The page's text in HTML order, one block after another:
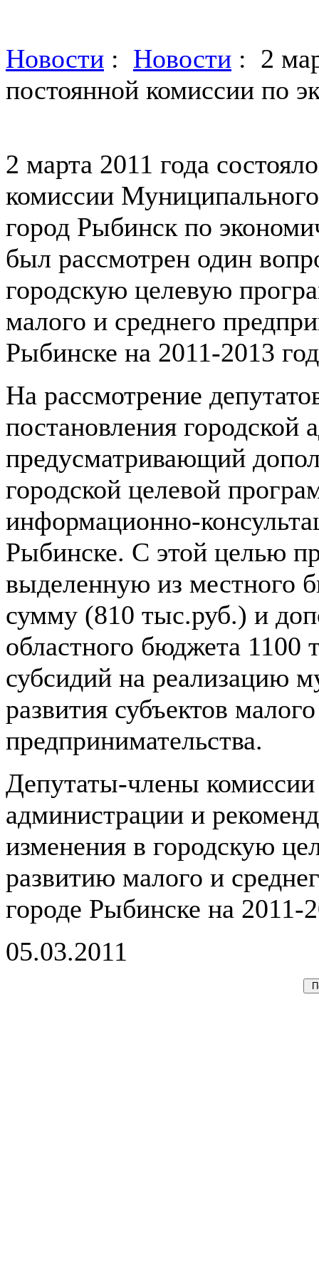
Новости : Новости : 2
постоянной комиссии по
2 марта 2011 года
комиссии
город Рыбинск по
был рассмотрен один
городскую целевую
малого и среднего
Рыбинске на 2011-2013
На рассмотрение
постановления городской
предусматривающий
городской целевой
информационно-
Рыбинске. С этой целью
выделенную из местного
сумму (810 тыс.руб.) и
областного бюджета 1100
субсидий на реализацию
развития субъектов
предпринимательства.
Депутаты-члены
администрации и
изменения в городскую
развитию малого и
городе Рыбинске на 2011-
05.03.2011